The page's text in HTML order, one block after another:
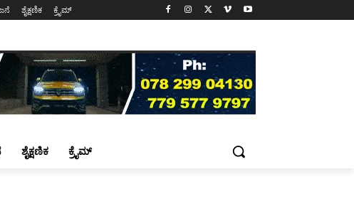
ಶೈಕ್ಷಣಿಕ ಕ್ರೈಮ್
ಶೈಕ್ಷಣಿಕ ಕ್ರೈಮ್